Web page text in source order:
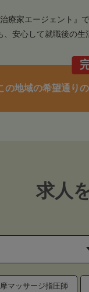
治療家エージェント』
安心して就職後の生
の地域の希望通り
求人
マッサージ指圧師